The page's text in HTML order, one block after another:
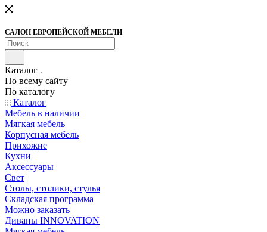
САЛОН ЕВРОПЕЙСКОЙ МЕБЕЛИ
Каталог
По всему сайту
По каталогу
Каталог
Мебель в наличии
Мягкая мебель
Корпусная мебель
Прихожие
Кухни
Аксессуары
Свет
Столы, столики, стулья
Складская программа
Можно заказать
Диваны INNOVATION